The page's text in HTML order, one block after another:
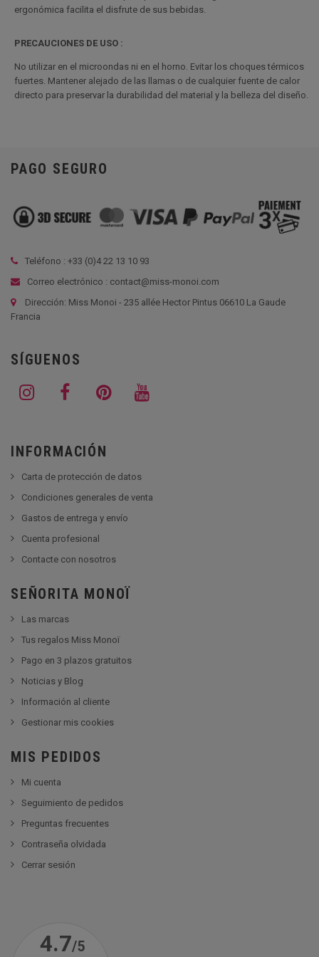
ergonómica facilita el disfrute de sus bebidas.
PRECAUCIONES DE USO :
No utilizar en el microondas ni en el horno. Evitar los choques térmicos
fuertes. Mantener alejado de las llamas o de cualquier fuente de calor
directo para preservar la durabilidad del material y la belleza del diseño.
PAGO SEGURO
Teléfono : +33 (0)4 22 13 10 93
Correo electrónico : contact@miss-monoi.com
Dirección: Miss Monoi - 235 allée Hector Pintus 06610 La Gaude
Francia
SÍGUENOS
INFORMACIÓN
Carta de protección de datos
Condiciones generales de venta
Gastos de entrega y envío
Cuenta profesional
Contacte con nosotros
SEÑORITA MONOÏ
Las marcas
Tus regalos Miss Monoï
Pago en 3 plazos gratuitos
Noticias y Blog
Información al cliente
Gestionar mis cookies
MIS PEDIDOS
Mi cuenta
Seguimiento de pedidos
Preguntas frecuentes
Contraseña olvidada
Cerrar sesión